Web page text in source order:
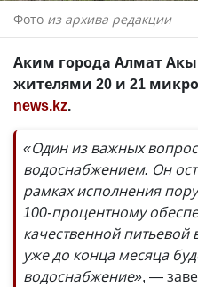
Фото из архива редакции
Аким города Алмат
жителями 20 и 21
news.kz.
«Один из важных
водоснабжением. Он
рамках исполнения
100-процентному
качественной
уже до конца месяца
водоснабжение», —